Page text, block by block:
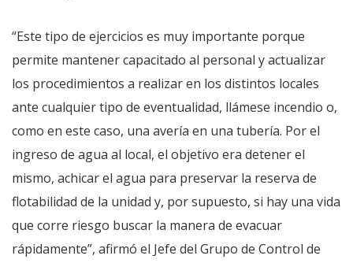
“Este tipo de ejercicios es muy importante porque
permite mantener capacitado al personal y actualizar
los procedimientos a realizar en los distintos locales
ante cualquier tipo de eventualidad, llámese incendio o,
como en este caso, una avería en una tubería. Por el
ingreso de agua al local, el objetivo era detener el
mismo, achicar el agua para preservar la reserva de
flotabilidad de la unidad y, por supuesto, si hay una vida
que corre riesgo buscar la manera de evacuar
rápidamente”, afirmó el Jefe del Grupo de Control de